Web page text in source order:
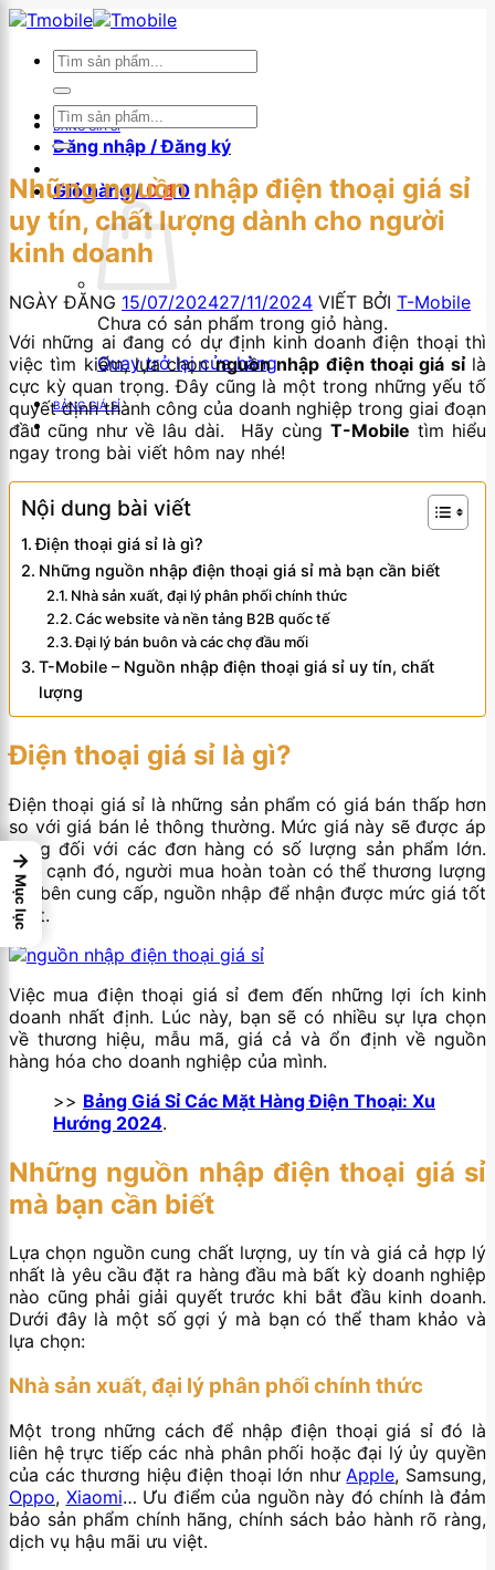
Skip
contentTìm
BẢNG GIÁ SỈ
Đăng nhập / Đăng ký
Giỏ hàng /0₫ 0
Chưa có sản phẩm trong giỏ hàng.
Quay trở lại cửa hàng
BẢNG GIÁ SỈ
Tìm
kiếm:
Những nguồn nhập điện thoại giá sỉ
uy tín, chất lượng dành cho người
kinh doanh
NGÀY ĐĂNG 15/07/202427/11/2024 VIẾT BỞI T-Mobile
Với những ai đang có dự định kinh doanh điện thoại thì
việc tìm kiếm, lựa chọnnguồn nhập điện thoại giá sỉlà
cực kỳ quan trọng. Đây cũng là một trong những yếu tố
quyết định thành công của doanh nghiệp trong giai đoạn
đầu cũng như về lâu dài. Hãy cùng T-Mobile tìm hiểu
ngay trong bài viết hôm nay nhé!
Nội dung bài viết
Điện thoại giá sỉ là gì?
Những nguồn nhập điện thoại giá sỉ mà bạn cần biết
Nhà sản xuất, đại lý phân phối chính thức
Các website và nền tảng B2B quốc tế
Đại lý bán buôn và các chợ đầu mối
T-Mobile – Nguồn nhập điện thoại giá sỉ uy tín, chất
lượng
Điện thoại giá sỉ là gì?
Điện thoại giá sỉ là những sản phẩm có giá bán thấp hơn
so với giá bán lẻ thông thường. Mức giá này sẽ được áp
dụng đối với các đơn hàng có số lượng sản phẩm lớn.
Bên cạnh đó, người mua hoàn toàn có thể thương lượng
với bên cung cấp, nguồn nhập để nhận được mức giá tốt
nhất.
Việc mua điện thoại giá sỉ đem đến những lợi ích kinh
doanh nhất định. Lúc này, bạn sẽ có nhiều sự lựa chọn
về thương hiệu, mẫu mã, giá cả và ổn định về nguồn
hàng hóa cho doanh nghiệp của mình.
>> Bảng Giá Sỉ Các Mặt Hàng Điện Thoại: Xu
Hướng 2024.
Những nguồn nhập điện thoại giá sỉ
mà bạn cần biết
Lựa chọn nguồn cung chất lượng, uy tín và giá cả hợp lý
nhất là yêu cầu đặt ra hàng đầu mà bất kỳ doanh nghiệp
nào cũng phải giải quyết trước khi bắt đầu kinh doanh.
Dưới đây là một số gợi ý mà bạn có thể tham khảo và
lựa chọn:
Nhà sản xuất, đại lý phân phối chính thức
Một trong những cách để nhập điện thoại giá sỉ đó là
liên hệ trực tiếp các nhà phân phối hoặc đại lý ủy quyền
của các thương hiệu điện thoại lớn như Apple, Samsung,
Oppo, Xiaomi… Ưu điểm của nguồn này đó chính là đảm
bảo sản phẩm chính hãng, chính sách bảo hành rõ ràng,
dịch vụ hậu mãi ưu việt.
→
Mục lục